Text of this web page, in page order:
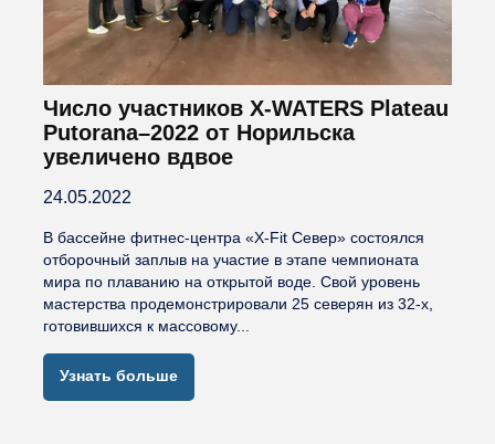
Число участников X-WATERS Plateau
Putorana–2022 от Норильска
увеличено вдвое
24.05.2022
В бассейне фитнес-центра «Х-Fit Север» состоялся
отборочный заплыв на участие в этапе чемпионата
мира по плаванию на открытой воде. Свой уровень
мастерства продемонстрировали 25 северян из 32-х,
готовившихся к массовому...
Узнать больше